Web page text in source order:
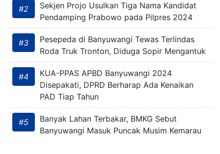
#2
Sekjen Projo Usulkan Tiga Nama Kandidat
Pendamping Prabowo pada Pilpres 2024
#3
Pesepeda di Banyuwangi Tewas Terlindas
Roda Truk Tronton, Diduga Sopir Mengantuk
#4
KUA-PPAS APBD Banyuwangi 2024
Disepakati, DPRD Berharap Ada Kenaikan
PAD Tiap Tahun
#5
Banyak Lahan Terbakar, BMKG Sebut
Banyuwangi Masuk Puncak Musim Kemarau